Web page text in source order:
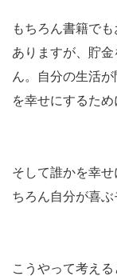
もちろん書籍で
ありますが、貯
ん。自分の生活
を幸せにするた
そして誰かを幸
ちろん自分が喜ぶ
こうやって考え